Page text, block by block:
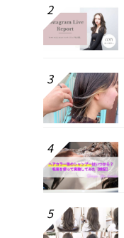
2
3
4
5